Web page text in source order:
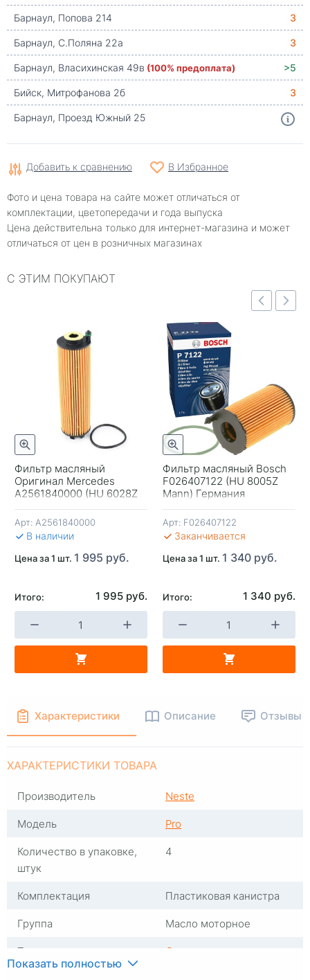
Барнаул, Попова 214
3
Барнаул, С.Поляна 22а
3
Барнаул, Власихинская 49в (100% предоплата)
>5
Бийск, Митрофанова 2б
3
Барнаул, Проезд Южный 25
Добавить к сравнению В Избранное
Фото и цена товара на сайте может отличаться от
комплектации, цветопередачи и года выпуска
Цена действительна только для интернет-магазина и может
отличаться от цен в розничных магазинах
С ЭТИМ ПОКУПАЮТ
Фильтр масляный
Оригинал Mercedes
A2561840000 (HU 6028Z
Mann) Германия
Арт: A2561840000
В наличии
Цена за 1 шт. 1 995 руб.
Итого: 1 995 руб.
Фильтр масляный Bosch
F026407122 (HU 8005Z
Mann) Германия
Арт: F026407122
Заканчивается
Цена за 1 шт. 1 340 руб.
Итого: 1 340 руб.
+
КОРЗИНУ
- +
В КОРЗИНУ
Быстрый просмотр
Характеристики Описание Отзывы
ХАРАКТЕРИСТИКИ ТОВАРА
Производитель
Neste
Модель
Pro
Количество в упаковке,
штук
4
Комплектация
Пластиковая канистра
Группа
Масло моторное
Тип масла
Синтетика
Показать полностью